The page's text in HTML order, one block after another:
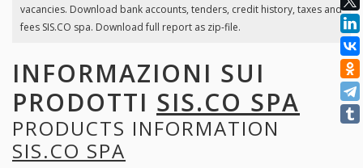
vacancies. Download bank accounts, tenders, credit history, taxes and
fees SIS.CO spa. Download full report as zip-file.
INFORMAZIONI SUI
PRODOTTI SIS.CO SPA
PRODUCTS INFORMATION
SIS.CO SPA